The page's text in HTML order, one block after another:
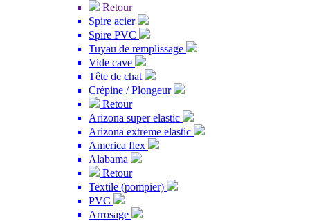
Retour
Spire acier
Spire PVC
Tuyau de remplissage
Vide cave
Tête de chat
Crépine / Plongeur
Retour
Arizona super elastic
Arizona extreme elastic
America flex
Alabama
Retour
Textile (pompier)
PVC
Arrosage